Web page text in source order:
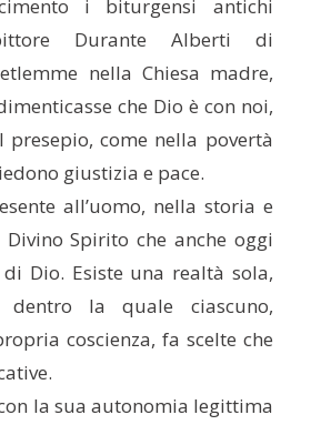
i biturgensi antichi
Durante Alberti di
nella Chiesa madre,
che Dio è con noi,
presepio, come nella povertà
giustizia e pace.
all’uomo, nella storia e
Spirito che anche oggi
Dio. Esiste una realtà sola,
dentro la quale ciascuno,
coscienza, fa scelte che
la sua autonomia legittima